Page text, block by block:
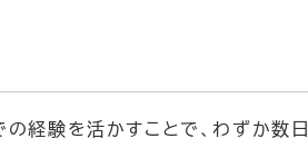
経験を活かすことで、わずか数